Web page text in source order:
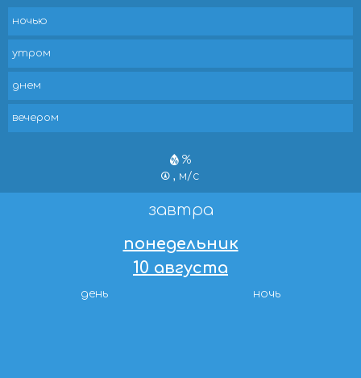
ночью
утром
днем
вечером
%
, м/с
завтра
понедельник
10 августа
день ночь